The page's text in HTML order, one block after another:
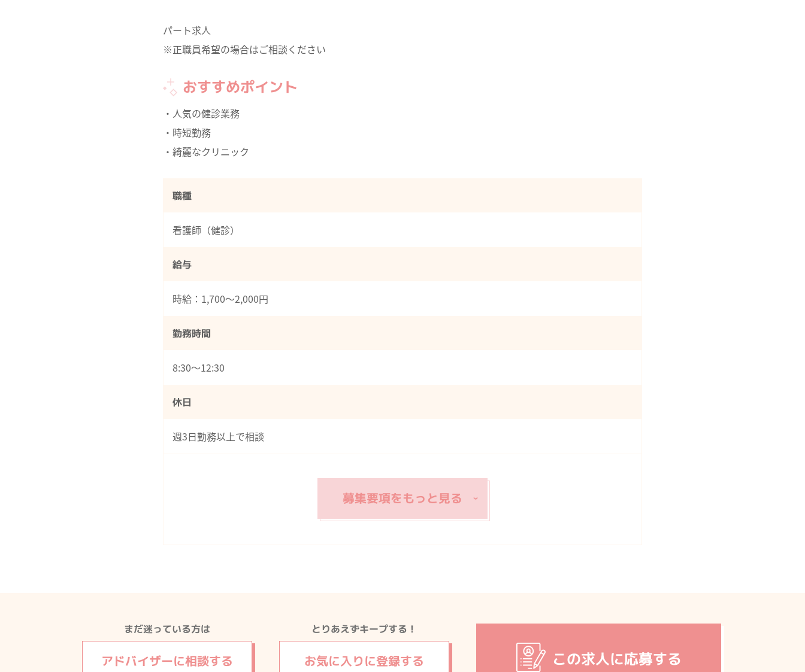
パート求人
※正職員希望の場合はご相談ください
おすすめポイント
・人気の健診業務
・時短勤務
・綺麗なクリニック
職種
看護師（健診）
給与
時給：1,700～2,000円
勤務時間
8:30～12:30
休日
週3日勤務以上で相談
この求人に応募する
まだ迷っている方は
アドバイザーに相談する
とりあえずキープする！
お気に入りに登録する